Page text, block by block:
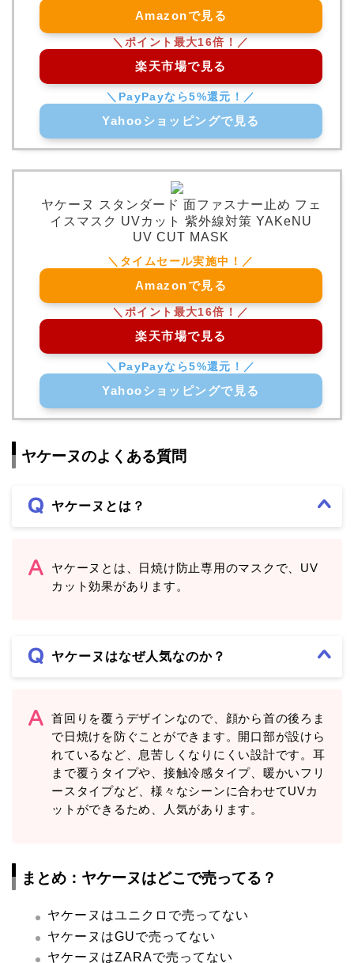
Amazonで見る
楽天市場で見る
Yahooショッピングで見る
ヤケーヌ スタンダード 面ファスナー止め フェ
イスマスク UVカット 紫外線対策 YAKeNU
UV CUT MASK
Amazonで見る
楽天市場で見る
Yahooショッピングで見る
ヤケーヌのよくある質問
ヤケーヌとは？
ヤケーヌとは、日焼け防止専用のマスクで、UV
カット効果があります。
ヤケーヌはなぜ人気なのか？
首回りを覆うデザインなので、顔から首の後ろま
で日焼けを防ぐことができます。開口部が設けら
れているなど、息苦しくなりにくい設計です。耳
まで覆うタイプや、接触冷感タイプ、暖かいフリ
ースタイプなど、様々なシーンに合わせてUVカ
ットができるため、人気があります。
まとめ：ヤケーヌはどこで売ってる？
ヤケーヌはユニクロで売ってない
ヤケーヌはGUで売ってない
ヤケーヌはZARAで売ってない